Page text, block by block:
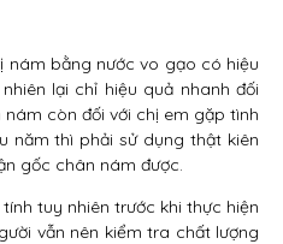
nám bằng nước vo gạo có hiệu
lại chỉ hiệu quả nhanh đối
còn đối với chị em gặp tình
năm thì phải sử dụng thật kiên
gốc chân nám được.
tuy nhiên trước khi thực hiện
vẫn nên kiểm tra chất lượng